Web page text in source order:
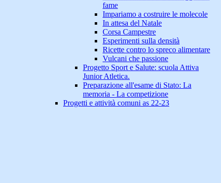
fame
Impariamo a costruire le molecole
In attesa del Natale
Corsa Campestre
Esperimenti sulla densità
Ricette contro lo spreco alimentare
Vulcani che passione
Progetto Sport e Salute: scuola Attiva
Junior Atletica.
Preparazione all'esame di Stato: La
memoria - La competizione
Progetti e attività comuni as 22-23